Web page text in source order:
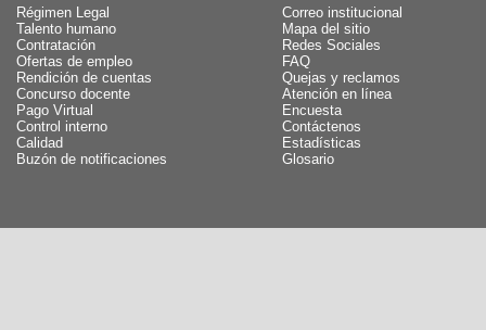
Régimen Legal
Talento humano
Contratación
Ofertas de empleo
Rendición de cuentas
Concurso docente
Pago Virtual
Control interno
Calidad
Buzón de notificaciones
Correo institucional
Mapa del sitio
Redes Sociales
FAQ
Quejas y reclamos
Atención en línea
Encuesta
Contáctenos
Estadísticas
Glosario